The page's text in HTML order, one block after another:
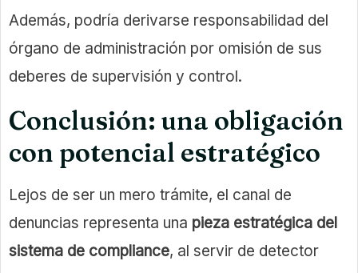
Además, podría derivarse responsabilidad del
órgano de administración por omisión de sus
deberes de supervisión y control.
Conclusión: una obligación
con potencial estratégico
Lejos de ser un mero trámite, el canal de
denuncias representa una pieza estratégica del
sistema de compliance, al servir de detector